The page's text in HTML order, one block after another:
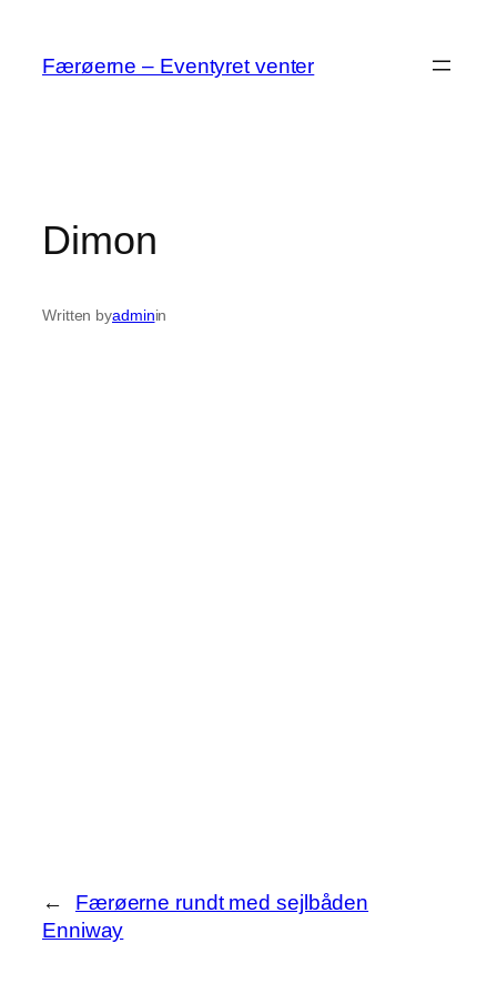
indhold
Færøerne – Eventyret venter
Dimon
Written byadminin
←
Færøerne rundt med sejlbåden
Enniway